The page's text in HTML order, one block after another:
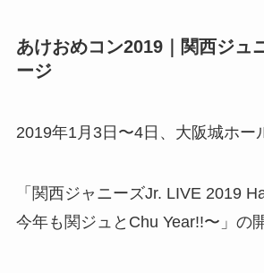
あけおめコン2019｜関西ジュ
ージ
2019年1月3日〜4日、大阪城ホー
「関西ジャニーズJr. LIVE 2019
今年も関ジュとChu Year!!〜」の